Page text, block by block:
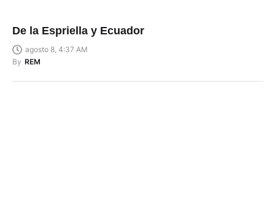
De la Espriella y Ecuador
agosto 8, 4:37 AM
By REM